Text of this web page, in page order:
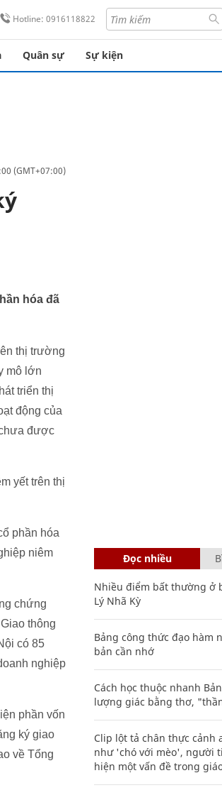
Hotline: 0916118822
Quân sự Sự kiện
(GMT+07:00)
hóa đã
thị trường
mô lớn
triển thị
động của
được
yết trên thị
phần hóa
niêm
chứng
thông
có 85
nghiệp
phần vốn
ký giao
về Tổng
Đọc nhiều
Nhiều điểm bất thường ở
Lý Nhã Kỳ
Bảng công thức đạo hàm
bản cần nhớ
Cách học thuộc nhanh
lượng giác bằng thơ,
Clip lột tả chân thực cảnh
như 'chó với mèo', người
hiện một vấn đề trong